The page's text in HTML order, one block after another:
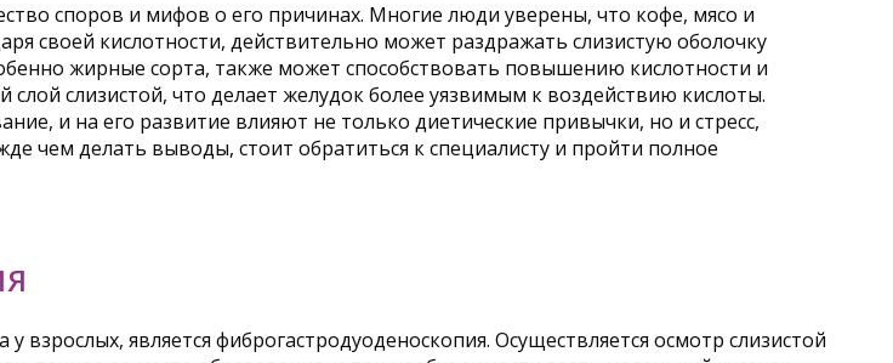
споров и мифов о его причинах. Многие люди уверены, что кофе, мясо и
своей кислотности, действительно может раздражать слизистую оболочку
жирные сорта, также может способствовать повышению кислотности и
слизистой, что делает желудок более уязвимым к воздействию кислоты.
и на его развитие влияют не только диетические привычки, но и стресс,
чем делать выводы, стоит обратиться к специалисту и пройти полное
является фиброгастродуоденоскопия. Осуществляется осмотр слизистой